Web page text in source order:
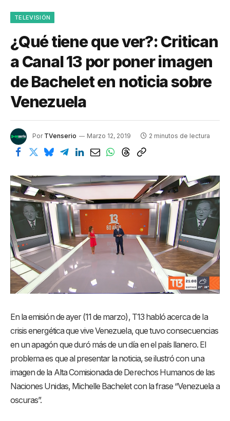
TELEVISIÓN
¿Qué tiene que ver?: Critican
a Canal 13 por poner imagen
de Bachelet en noticia sobre
Venezuela
Por TVenserio Marzo 12, 2019 2 minutos de lectura
En la emisión de ayer (11 de marzo), T13 habló acerca de la
crisis energética que vive Venezuela, que tuvo consecuencias
en un apagón que duró más de un día en el país llanero. El
problema es que al presentar la noticia, se ilustró con una
imagen de la Alta Comisionada de Derechos Humanos de las
Naciones Unidas, Michelle Bachelet con la frase “Venezuela a
oscuras”.